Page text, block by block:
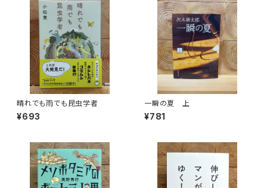
晴れでも雨でも昆虫学者
¥693
一瞬の夏 上
¥781